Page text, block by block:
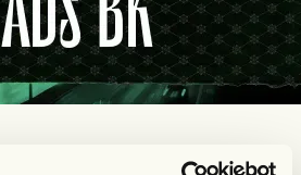
GAIS - Halmstads BK 26/7